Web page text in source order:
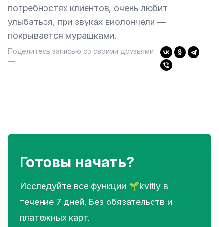
потребностях клиентов, очень любит
улыбаться, при звуках виолончели —
покрывается мурашками.
Поделитесь записью со своими друзьями
—
Готовы начать?
Исследуйте все функции 🌱kvitly в
течение 7 дней. Без обязательств и
платежных карт.